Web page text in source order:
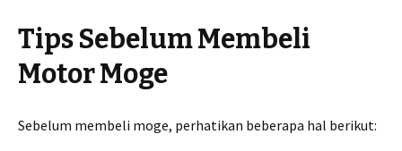
Tips Sebelum Membeli
Motor Moge
Sebelum membeli moge, perhatikan beberapa hal berikut: